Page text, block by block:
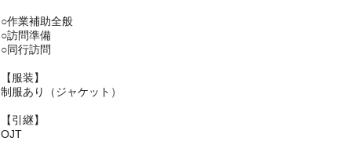
○作業補助全般
○訪問準備
○同行訪問
【服装】
制服あり（ジャケット）
【引継】
OJT